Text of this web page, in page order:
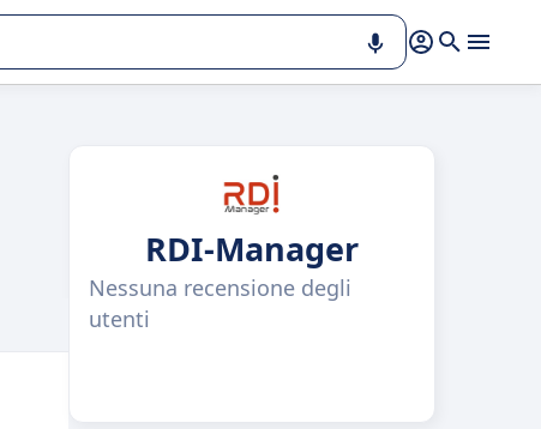
RDI-Manager
Nessuna recensione degli
utenti